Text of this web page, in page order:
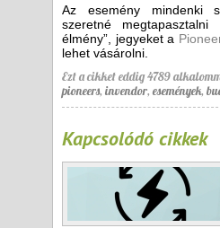
Az esemény mindenki
szeretné
élmény”, jegyeket a
lehet vásárolni.
Ezt a cikket eddig 4789
pioneers, invendor, események,
Kapcsolódó cikkek